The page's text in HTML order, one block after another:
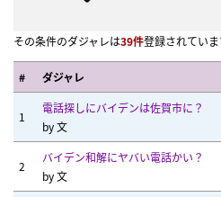
その条件のダジャレは39件登録されていま
# ダジャレ
1
電話探しにバイデンは佐賀市に？
by文
2
バイデン和解にヤバい電話かい？
by文